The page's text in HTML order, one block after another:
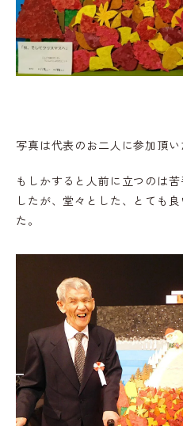
写真は代表のお二人に参加頂い
もしかすると人前に立つのは
したが、堂々とした、とても
た。